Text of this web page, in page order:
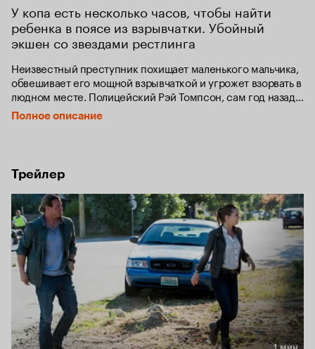
У копа есть несколько часов, чтобы найти
ребенка в поясе из взрывчатки. Убойный
экшен со звездами рестлинга
Неизвестный преступник похищает маленького мальчика,
обвешивает его мощной взрывчаткой и угрожет взорвать в
людном месте. Полицейский Рэй Томпсон, сам год назад
потерявший сына, берет правосудие в свои руки.
Обратный отсчёт начинается...
Полное описание
Трейлер